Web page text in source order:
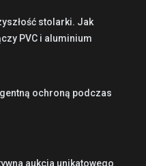
stolarki. Jak
PVC i aluminium
ochroną podczas
aukcja unikatowego